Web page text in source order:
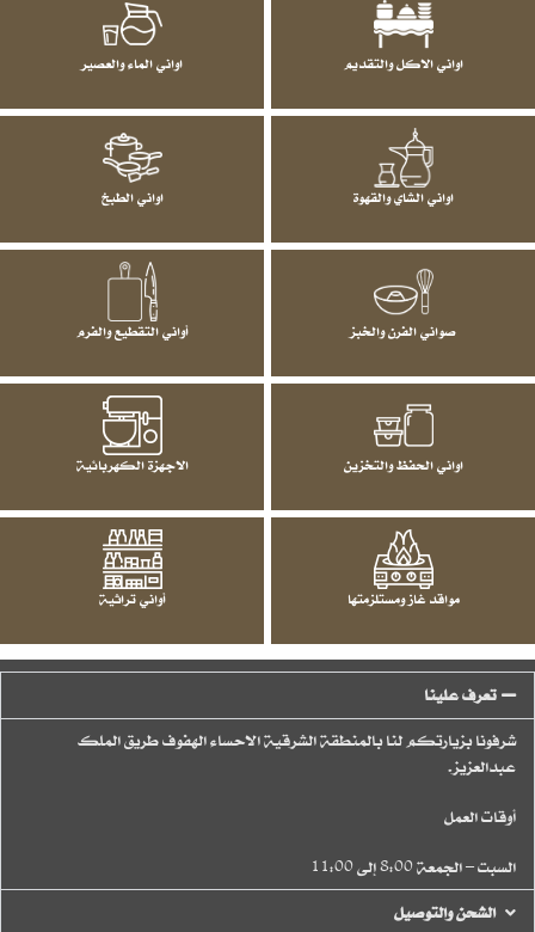
اواني الاكل والتقديم اواني الماء والعصير
اواني الشاي والقهوة اواني الطبخ
صواني الفرن والخبز أواني التقطيع والفرم
اواني الحفظ والتخزين الاجهزة الكهربائية
مواقد غاز ومستلزمتها أواني تراثية
تعرف علينا
شرفونا بزيارتكم لنا بالمنطقة الشرقية الاحساء الهفوف طريق الملك
عبدالعزيز.
أوقات العمل
السبت – الجمعة 8:00 إلى 11:00
الشحن والتوصيل